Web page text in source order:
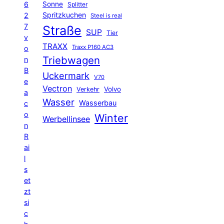
6
2
7
v
o
n
B
e
a
c
o
n
R
ai
l
s
et
zt
si
c
Sonne Splitter
Spritzkuchen Steel is real
Straße SUP Tier
TRAXX Traxx P160 AC3
Triebwagen
Uckermark V70
Vectron Verkehr Volvo
Wasser Wasserbau
Werbellinsee Winter